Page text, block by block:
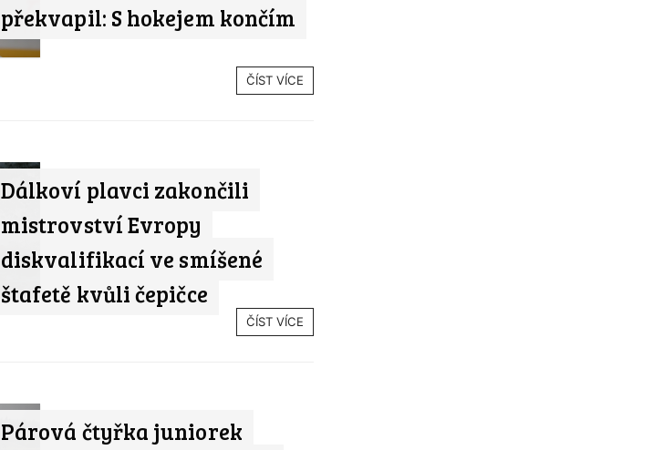
překvapil: S hokejem končím
ČÍST VÍCE
Dálkoví plavci zakončili
mistrovství Evropy
diskvalifikací ve smíšené
štafetě kvůli čepičce
ČÍST VÍCE
Párová čtyřka juniorek